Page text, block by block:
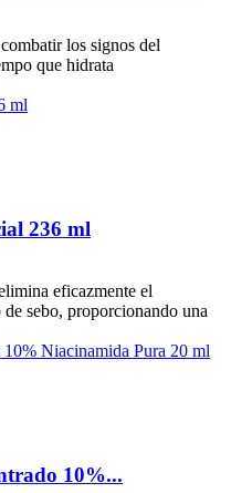
los signos del
que hidrata
236 ml
eficazmente el
sebo, proporcionando una
10%...